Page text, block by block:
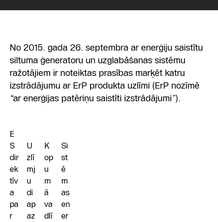
No 2015. gada 26. septembra ar enerģiju saistītu
siltuma ģeneratoru un uzglabāšanas sistēmu
ražotājiem ir noteiktas prasības marķēt katru
izstrādājumu ar ErP produkta uzlīmi (ErP nozīmē
“ar enerģijas patēriņu saistīti izstrādājumi”).
E
S
dir
ek
tīv
a
pa
r
U
zlī
mj
u
di
ap
az
K
op
u
m
ā
va
dlī
Si
st
ē
m
as
en
er